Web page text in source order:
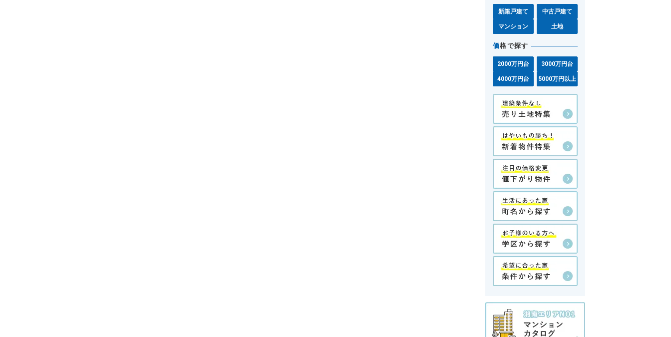
新築戸建て 中古戸建て
マンション 土地
価格で探す
2000万円台 3000万円台
4000万円台 5000万円以上